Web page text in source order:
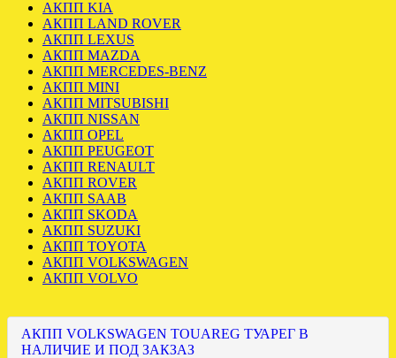
АКПП KIA
АКПП LAND ROVER
АКПП LEXUS
АКПП MAZDA
АКПП MERCEDES-BENZ
АКПП MINI
АКПП MITSUBISHI
АКПП NISSAN
АКПП OPEL
АКПП PEUGEOT
АКПП RENAULT
АКПП ROVER
АКПП SAAB
АКПП SKODA
АКПП SUZUKI
АКПП TOYOTA
АКПП VOLKSWAGEN
АКПП VOLVO
АКПП VOLKSWAGEN TOUAREG ТУАРЕГ В
НАЛИЧИЕ И ПОД ЗАКЗАЗ